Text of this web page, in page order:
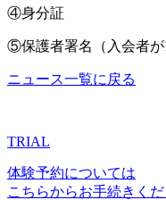
④身分証
⑤保護者署名（入会者が
ニュース一覧に戻る
TRIAL
体験予約については
こちらからお手続きく